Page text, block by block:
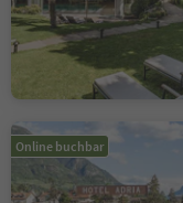
Online buchbar